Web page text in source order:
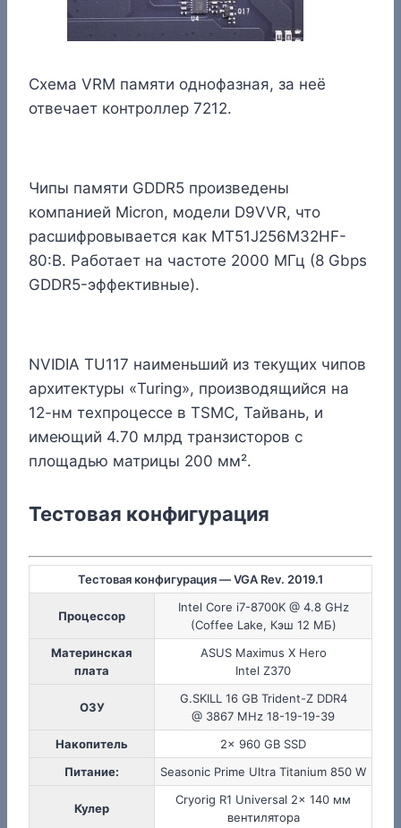
Схема VRM памяти однофазная, за неё
отвечает контроллер 7212.
Чипы памяти GDDR5 произведены
компанией Micron, модели D9VVR, что
расшифровывается как MT51J256M32HF-
80:B. Работает на частоте 2000 МГц (8 Gbps
GDDR5-эффективные).
NVIDIA TU117 наименьший из текущих чипов
архитектуры «Turing», производящийся на
12-нм техпроцессе в TSMC, Тайвань, и
имеющий 4.70 млрд транзисторов c
площадью матрицы 200 мм².
Тестовая конфигурация
Тестовая конфигурация — VGA Rev. 2019.1
Процессор
Intel Core i7-8700K @ 4.8 GHz
(Coffee Lake, Кэш 12 МБ)
Материнская
плата
ASUS Maximus X Hero
Intel Z370
ОЗУ
G.SKILL 16 GB Trident-Z DDR4
@ 3867 MHz 18-19-19-39
Накопитель
2x 960 GB SSD
Питание:
Seasonic Prime Ultra Titanium 850 W
Кулер
Cryorig R1 Universal 2x 140 мм
вентилятора